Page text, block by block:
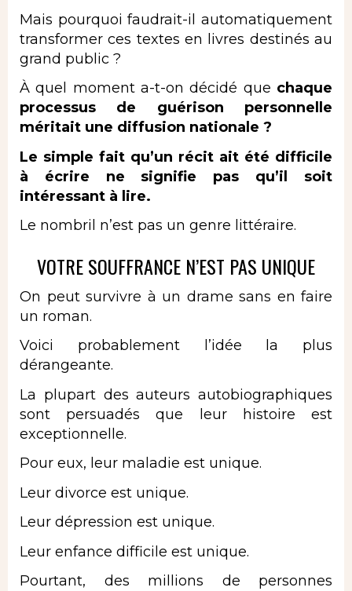
Mais pourquoi faudrait-il automatiquement
transformer ces textes en livres destinés au
grand public ?
À quel moment a-t-on décidé que chaque
processus de guérison personnelle
méritait une diffusion nationale ?
Le simple fait qu’un récit ait été difficile
à écrire ne signifie pas qu’il soit
intéressant à lire.
Le nombril n’est pas un genre littéraire.
VOTRE SOUFFRANCE N’EST PAS UNIQUE
On peut survivre à un drame sans en faire
un roman.
Voici probablement l’idée la plus
dérangeante.
La plupart des auteurs autobiographiques
sont persuadés que leur histoire est
exceptionnelle.
Pour eux, leur maladie est unique.
Leur divorce est unique.
Leur dépression est unique.
Leur enfance difficile est unique.
Pourtant, des millions de personnes